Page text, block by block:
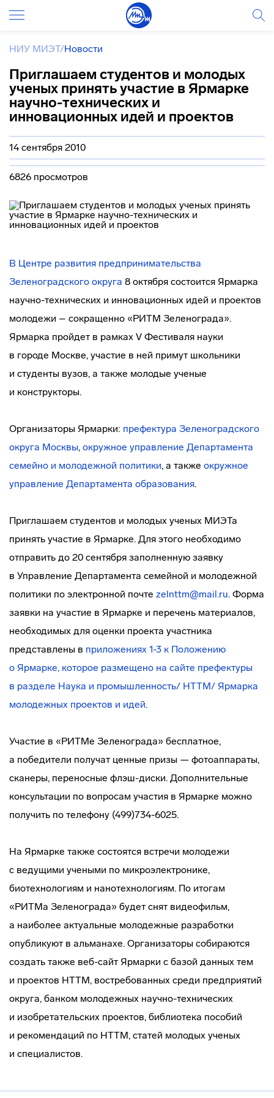
НИУ МИЭТ/Новости
Приглашаем студентов и молодых
ученых принять участие в Ярмарке
научно-технических и
инновационных идей и проектов
14 сентября 2010
6826 просмотров
В Центре развития предпринимательства
Зеленоградского округа 8 октября состоится Ярмарка
научно-технических и инновационных идей и проектов
молодежи – сокращенно «РИТМ Зеленограда».
Ярмарка пройдет в рамках V Фестиваля науки
в городе Москве, участие в ней примут школьники
и студенты вузов, а также молодые ученые
и конструкторы.
Организаторы Ярмарки: префектура Зеленоградского
округа Москвы, окружное управление Департамента
семейно и молодежной политики, а также окружное
управление Департамента образования.
Приглашаем студентов и молодых ученых МИЭТа
принять участие в Ярмарке. Для этого необходимо
отправить до 20 сентября заполненную заявку
в Управление Департамента семейной и молодежной
политики по электронной почте zelnttm@mail.ru. Форма
заявки на участие в Ярмарке и перечень материалов,
необходимых для оценки проекта участника
представлены в приложениях 1-3 к Положению
о Ярмарке, которое размещено на сайте префектуры
в разделе Наука и промышленность/ НТТМ/ Ярмарка
молодежных проектов и идей.
Участие в «РИТМе Зеленограда» бесплатное,
а победители получат ценные призы — фотоаппараты,
сканеры, переносные флэш-диски. Дополнительные
консультации по вопросам участия в Ярмарке можно
получить по телефону (499)734-6025.
На Ярмарке также состоятся встречи молодежи
с ведущими учеными по микроэлектронике,
биотехнологиям и нанотехнологиям. По итогам
«РИТМа Зеленограда» будет снят видеофильм,
а наиболее актуальные молодежные разработки
опубликуют в альманахе. Организаторы собираются
создать также веб-сайт Ярмарки с базой данных тем
и проектов НТТМ, востребованных среди предприятий
округа, банком молодежных научно-технических
и изобретательских проектов, библиотека пособий
и рекомендаций по НТТМ, статей молодых ученых
и специалистов.